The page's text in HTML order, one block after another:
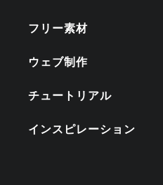
フリー素材
ウェブ制作
チュートリアル
インスピレーション